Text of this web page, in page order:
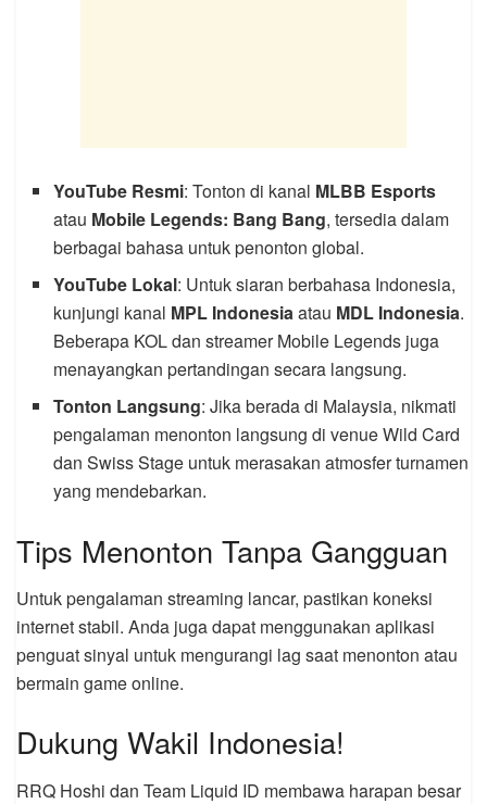
YouTube Resmi: Tonton di kanal MLBB Esports
atau Mobile Legends: Bang Bang, tersedia dalam
berbagai bahasa untuk penonton global.
YouTube Lokal: Untuk siaran berbahasa Indonesia,
kunjungi kanal MPL Indonesiaatau MDL Indonesia.
Beberapa KOL dan streamer Mobile Legends juga
menayangkan pertandingan secara langsung.
Tonton Langsung: Jika berada di Malaysia, nikmati
pengalaman menonton langsung di venue Wild Card
dan Swiss Stage untuk merasakan atmosfer turnamen
yang mendebarkan.
Tips Menonton Tanpa Gangguan
Untuk pengalaman streaming lancar, pastikan koneksi
internet stabil. Anda juga dapat menggunakan aplikasi
penguat sinyal untuk mengurangi lag saat menonton atau
bermain game online.
Dukung Wakil Indonesia!
RRQ Hoshi dan Team Liquid ID membawa harapan besar